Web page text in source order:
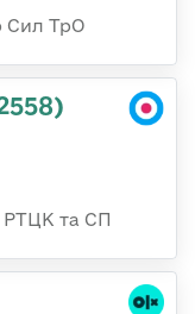
Сил ТрО
РТЦК та СП